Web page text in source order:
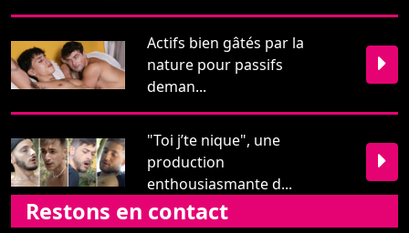
"Toi j’te nique", une
production
enthousiasmante d...
Restons en contact
Pour nous écrire